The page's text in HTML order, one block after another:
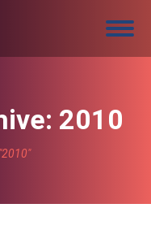
2010
hier: